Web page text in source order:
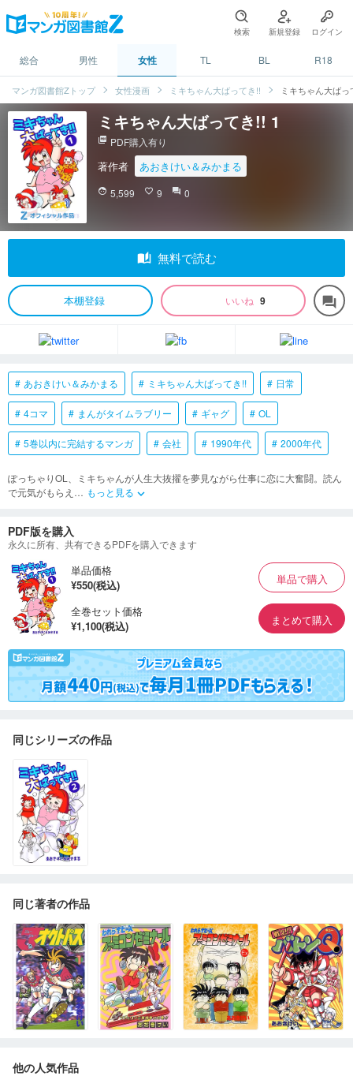
検索 新規登録 ログイン
総合 男性 女性 TL BL R18
マンガ図書館Zトップ 女性漫画 ミキちゃん大ばってき!! ミキちゃん大ばっ
ミキちゃん大ばってき!! 1
picture_as_pdf PDF購入有り
著作者 あおきけい＆みかまる
face 5,599 favorite_border 9 question_answer 0
auto_stories 無料で読む
本棚登録 いいね 9 forum
あおきけい＆みかまる ミキちゃん大ばってき!! 日常
4コマ まんがタイムラブリー ギャグ OL
5巻以内に完結するマンガ 会社 1990年代 2000年代
ぽっちゃりOL、ミキちゃんが人生大抜擢を夢見ながら仕事に恋に大奮闘。読ん
で元気がもらえ … もっと見る keyboard_arrow_down
PDF版を購入
永久に所有、共有できるPDFを購入できます
単品価格
¥550(税込)
単品で購入
全巻セット価格
¥1,100(税込)
まとめて購入
同じシリーズの作品
同じ著者の作品
他の人気作品